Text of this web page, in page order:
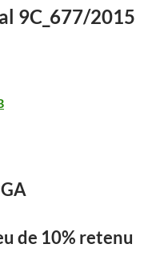
9C_677/2015
de 10% retenu